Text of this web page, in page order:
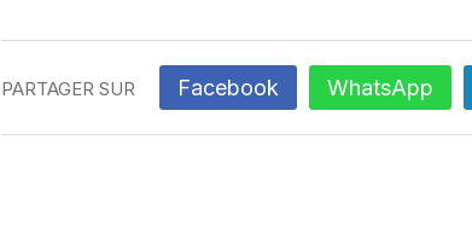
PARTAGER SUR Facebook WhatsApp